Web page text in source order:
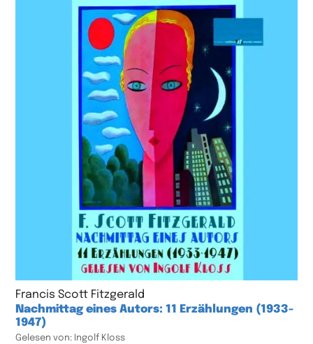
Francis Scott Fitzgerald
Nachmittag eines Autors: 11 Erzählungen (1933-
1947)
Gelesen von: Ingolf Kloss